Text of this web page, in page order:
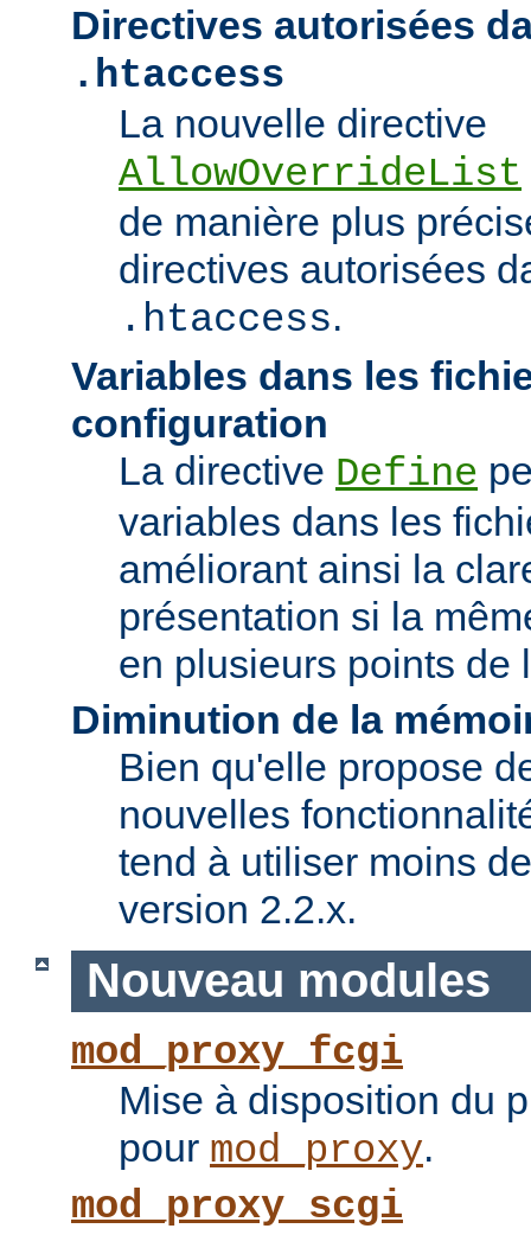
Directives autorisées
.htaccess
La nouvelle directive
AllowOverrideList
de manière plus
directives autorisées
.htaccess.
Variables dans les
configuration
La directive Define
variables dans les
améliorant ainsi la
présentation si la
en plusieurs points de
Diminution de la
Bien qu'elle propose
nouvelles
tend à utiliser moins
version 2.2.x.
Nouveau modules
mod_proxy_fcgi
Mise à disposition du
pour mod_proxy.
mod_proxy_scgi